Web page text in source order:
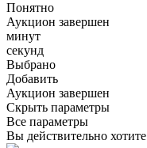
Понятно
Аукцион завершен
минут
секунд
Выбрано
Добавить
Аукцион завершен
Скрыть параметры
Все параметры
Вы действительно